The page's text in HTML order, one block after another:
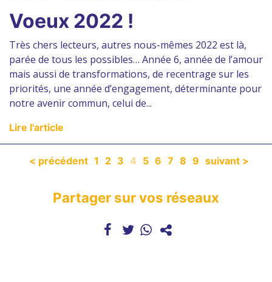
Voeux 2022 !
Très chers lecteurs, autres nous-mêmes 2022 est là,
parée de tous les possibles… Année 6, année de l’amour
mais aussi de transformations, de recentrage sur les
priorités, une année d’engagement, déterminante pour
notre avenir commun, celui de...
Lire l'article
< précédent 1 2 3 4 5 6 7 8 9 suivant >
Partager sur vos réseaux